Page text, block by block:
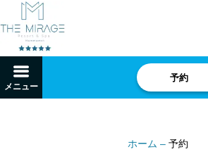
メニュー
予約
ホーム – 予約